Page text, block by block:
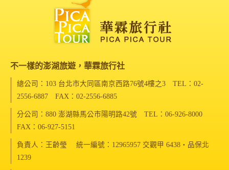
不一樣的澎湖旅遊，華霖旅行社
總公司：103 台北市大同區南京西路76號4樓之3 TEL：02-
2556-6887 FAX：02-2556-6885
分公司：880 澎湖縣馬公市陽明路42號 TEL：06-926-8000
FAX：06-927-5151
負責人：王齡瑩 統一編號：12965957 交觀甲 6438‧品保北
1239